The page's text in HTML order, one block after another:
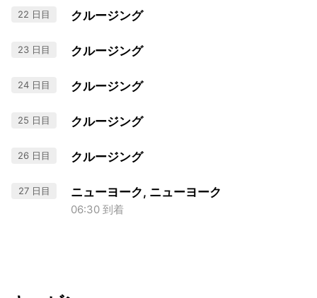
22 日目 クルージング
23 日目 クルージング
24 日目 クルージング
25 日目 クルージング
26 日目 クルージング
27 日目 ニューヨーク, ニューヨーク
06:30 到着